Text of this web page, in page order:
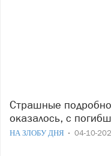
Страшные подробности пожара на Ленина: как
оказалось, с
НА ЗЛОБУ ДНЯ 04-10-